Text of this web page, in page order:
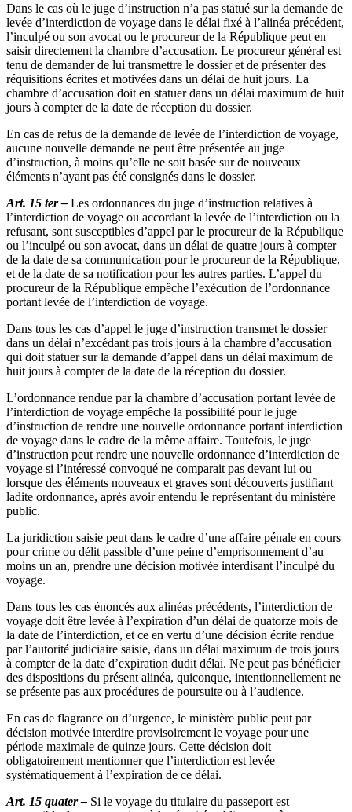
Dans le cas où le juge d’instruction n’a pas statué sur la demande de
levée d’interdiction de voyage dans le délai fixé à l’alinéa précédent,
l’inculpé ou son avocat ou le procureur de la République peut en
saisir directement la chambre d’accusation. Le procureur général est
tenu de demander de lui transmettre le dossier et de présenter des
réquisitions écrites et motivées dans un délai de huit jours. La
chambre d’accusation doit en statuer dans un délai maximum de huit
jours à compter de la date de réception du dossier.
En cas de refus de la demande de levée de l’interdiction de voyage,
aucune nouvelle demande ne peut être présentée au juge
d’instruction, à moins qu’elle ne soit basée sur de nouveaux
éléments n’ayant pas été consignés dans le dossier.
Art. 15 ter – Les ordonnances du juge d’instruction relatives à
l’interdiction de voyage ou accordant la levée de l’interdiction ou la
refusant, sont susceptibles d’appel par le procureur de la République
ou l’inculpé ou son avocat, dans un délai de quatre jours à compter
de la date de sa communication pour le procureur de la République,
et de la date de sa notification pour les autres parties. L’appel du
procureur de la République empêche l’exécution de l’ordonnance
portant levée de l’interdiction de voyage.
Dans tous les cas d’appel le juge d’instruction transmet le dossier
dans un délai n’excédant pas trois jours à la chambre d’accusation
qui doit statuer sur la demande d’appel dans un délai maximum de
huit jours à compter de la date de la réception du dossier.
L’ordonnance rendue par la chambre d’accusation portant levée de
l’interdiction de voyage empêche la possibilité pour le juge
d’instruction de rendre une nouvelle ordonnance portant interdiction
de voyage dans le cadre de la même affaire. Toutefois, le juge
d’instruction peut rendre une nouvelle ordonnance d’interdiction de
voyage si l’intéressé convoqué ne comparait pas devant lui ou
lorsque des éléments nouveaux et graves sont découverts justifiant
ladite ordonnance, après avoir entendu le représentant du ministère
public.
La juridiction saisie peut dans le cadre d’une affaire pénale en cours
pour crime ou délit passible d’une peine d’emprisonnement d’au
moins un an, prendre une décision motivée interdisant l’inculpé du
voyage.
Dans tous les cas énoncés aux alinéas précédents, l’interdiction de
voyage doit être levée à l’expiration d’un délai de quatorze mois de
la date de l’interdiction, et ce en vertu d’une décision écrite rendue
par l’autorité judiciaire saisie, dans un délai maximum de trois jours
à compter de la date d’expiration dudit délai. Ne peut pas bénéficier
des dispositions du présent alinéa, quiconque, intentionnellement ne
se présente pas aux procédures de poursuite ou à l’audience.
En cas de flagrance ou d’urgence, le ministère public peut par
décision motivée interdire provisoirement le voyage pour une
période maximale de quinze jours. Cette décision doit
obligatoirement mentionner que l’interdiction est levée
systématiquement à l’expiration de ce délai.
Art. 15 quater – Si le voyage du titulaire du passeport est